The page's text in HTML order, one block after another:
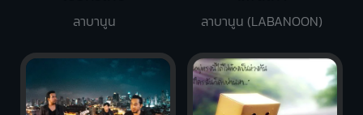
ลาบานูน ลาบานูน (LABANOON)